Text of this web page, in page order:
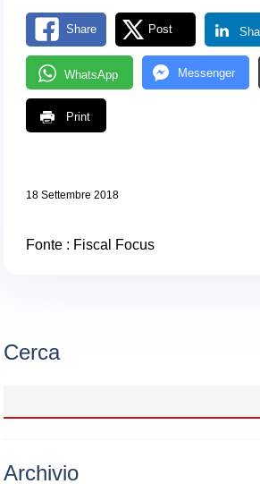
Share Post
WhatsApp Messenger
Print
18 Settembre 2018
Fonte : Fiscal Focus
Cerca
Archivio